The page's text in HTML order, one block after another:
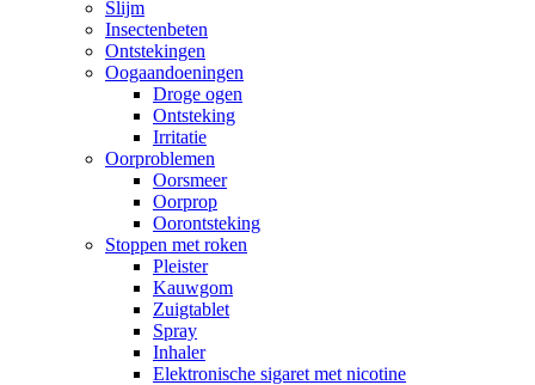
Slijm
Insectenbeten
Ontstekingen
Oogaandoeningen
Droge ogen
Ontsteking
Irritatie
Oorproblemen
Oorsmeer
Oorprop
Oorontsteking
Stoppen met roken
Pleister
Kauwgom
Zuigtablet
Spray
Inhaler
Elektronische sigaret met nicotine